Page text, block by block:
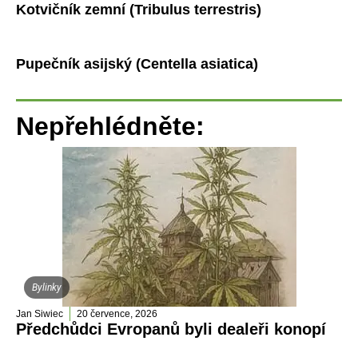
Kotvičník zemní (Tribulus terrestris)
Pupečník asijský (Centella asiatica)
Nepřehlédněte:
Bylinky
Jan Siwiec 20 července, 2026
Předchůdci Evropanů byli dealeři konopí